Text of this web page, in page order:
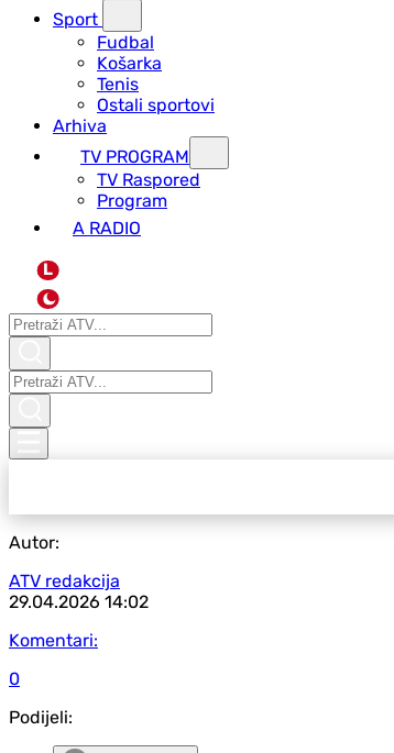
Sport
Fudbal
Košarka
Tenis
Ostali sportovi
Arhiva
TV PROGRAM
ТV Raspored
Program
A RADIO
L
Autor:
ATV redakcija
29.04.2026 14:02
Komentari:
0
Podijeli: